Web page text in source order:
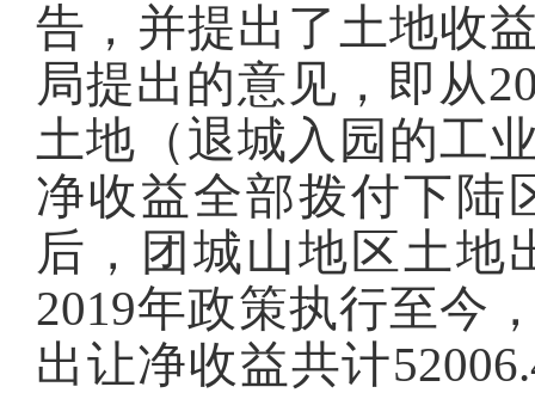
告，并提出了土地收
局提出的意见，即从
土地（退城入园的工
净收益全部拨付下陆
后，团城山地区土地
2019年政策执行至今
出让净收益共计